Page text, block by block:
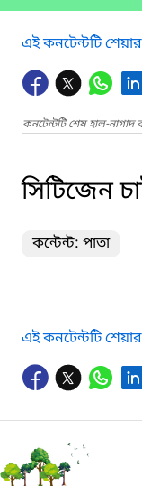
এই কনটেন্টটি
কনটেন্টটি শেষ হাল-
সিটিজেন
কন্টেন্ট: পাতা
এই কনটেন্টটি